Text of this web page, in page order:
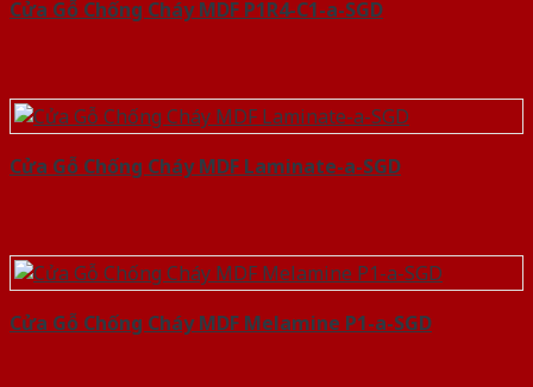
Cửa Gỗ Chống Cháy MDF P1R4-C1-a-SGD
Cửa Gỗ Chống Cháy MDF Laminate-a-SGD
Cửa Gỗ Chống Cháy MDF Melamine P1-a-SGD